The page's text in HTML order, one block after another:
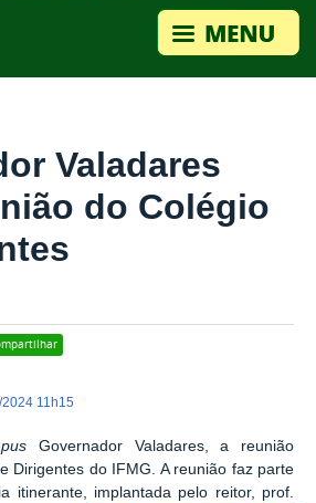
Valadares
do Colégio
2024 11h15
Governador Valadares, a reunião
Dirigentes do IFMG. A reunião faz parte
itinerante, implantada pelo reitor, prof.